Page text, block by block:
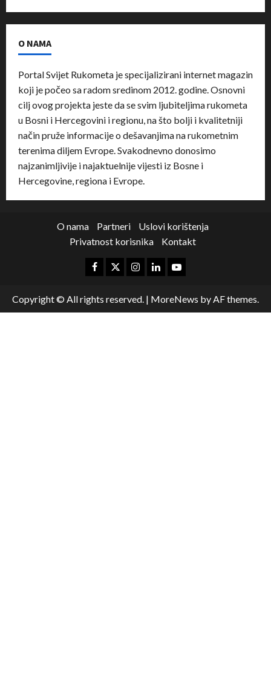
O NAMA
Portal Svijet Rukometa je specijalizirani internet magazin
koji je počeo sa radom sredinom 2012. godine. Osnovni
cilj ovog projekta jeste da se svim ljubiteljima rukometa
u Bosni i Hercegovini i regionu, na što bolji i kvalitetniji
način pruže informacije o dešavanjima na rukometnim
terenima diljem Evrope. Svakodnevno donosimo
najzanimljivije i najaktuelnije vijesti iz Bosne i
Hercegovine, regiona i Evrope.
O nama Partneri
Uslovi korištenja
Privatnost korisnika
Kontakt
Copyright © All rights reserved. | MoreNews by AF themes.